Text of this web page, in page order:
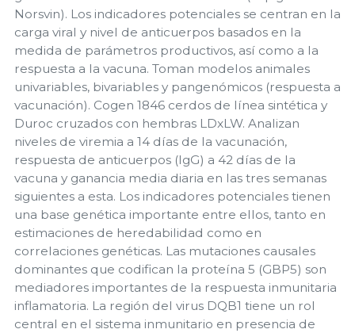
Norsvin). Los indicadores potenciales se centran en la
carga viral y nivel de anticuerpos basados en la
medida de parámetros productivos, así como a la
respuesta a la vacuna. Toman modelos animales
univariables, bivariables y pangenómicos (respuesta a
vacunación). Cogen 1846 cerdos de línea sintética y
Duroc cruzados con hembras LDxLW. Analizan
niveles de viremia a 14 días de la vacunación,
respuesta de anticuerpos (IgG) a 42 días de la
vacuna y ganancia media diaria en las tres semanas
siguientes a esta. Los indicadores potenciales tienen
una base genética importante entre ellos, tanto en
estimaciones de heredabilidad como en
correlaciones genéticas. Las mutaciones causales
dominantes que codifican la proteína 5 (GBP5) son
mediadores importantes de la respuesta inmunitaria
inflamatoria. La región del virus DQB1 tiene un rol
central en el sistema inmunitario en presencia de